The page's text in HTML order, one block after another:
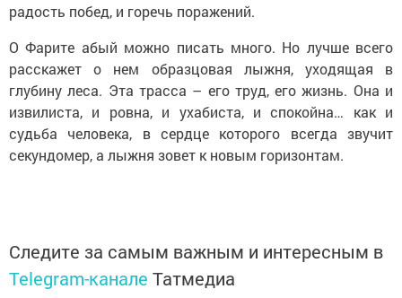
радость побед, и горечь поражений.
О Фарите абый можно писать много. Но лучше всего
расскажет о нем образцовая лыжня, уходящая в
глубину леса. Эта трасса – его труд, его жизнь. Она и
извилиста, и ровна, и ухабиста, и спокойна… как и
судьба человека, в сердце которого всегда звучит
секундомер, а лыжня зовет к новым горизонтам.
Следите за самым важным и интересным в
Telegram-канале Татмедиа